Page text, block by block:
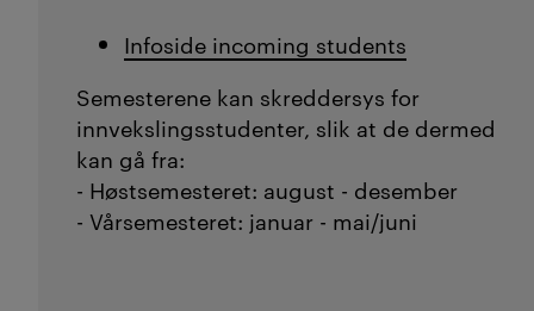
Infoside incoming students
Semesterene kan skreddersys for
innvekslingsstudenter, slik at de dermed
kan gå fra:
- Høstsemesteret: august - desember
- Vårsemesteret: januar - mai/juni